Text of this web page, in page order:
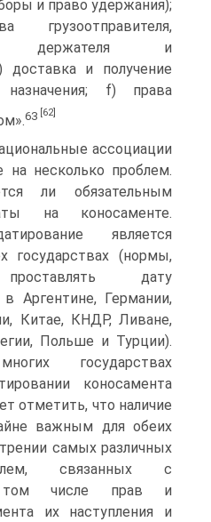
и право удержания);
грузоотправителя,
держателя и
доставка и получение
f) права
63 [62]
ассоциации
на несколько проблем.
ли обязательным
на коносаменте.
является
государствах (нормы,
дату
Аргентине, Германии,
Китае, КНДР, Ливане,
Польше и Турции).
государствах
коносамента
отметить, что наличие
важным для обеих
самых различных
связанных с
том числе прав и
их наступления и